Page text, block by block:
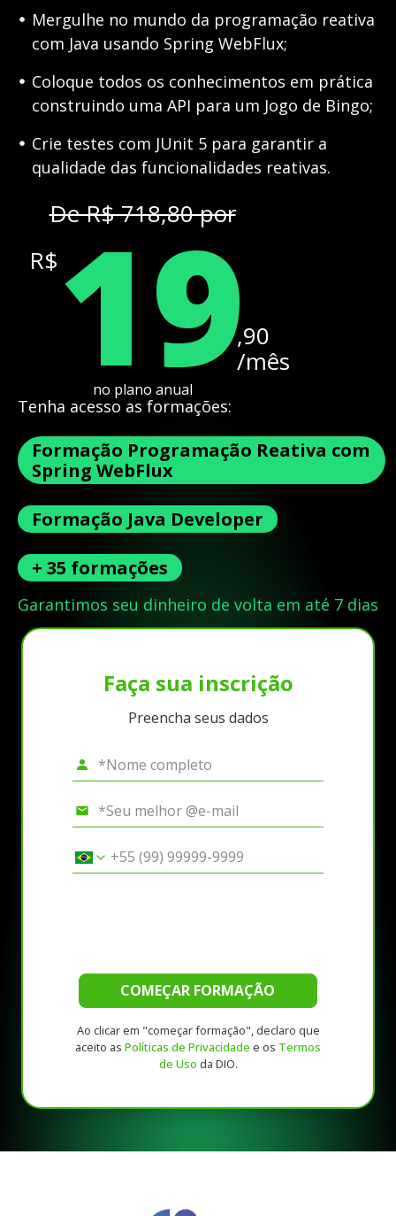
Mergulhe no mundo da programação reativa
com Java usando Spring WebFlux;
Coloque todos os conhecimentos em prática
construindo uma API para um Jogo de Bingo;
Crie testes com JUnit 5 para garantir a
qualidade das funcionalidades reativas.
De R$ 718,80 por
R$ 19,90
/mês
no plano anual
Tenha acesso as formações:
Formação Programação Reativa com
Spring WebFlux
Formação Java Developer
+ 35 formações
Garantimos seu dinheiro de volta em até 7 dias
Faça sua inscrição
Preencha seus dados
COMEÇAR FORMAÇÃO
Ao clicar em "começar formação", declaro que
aceito as Políticas de Privacidade e os Termos
de Uso da DIO.